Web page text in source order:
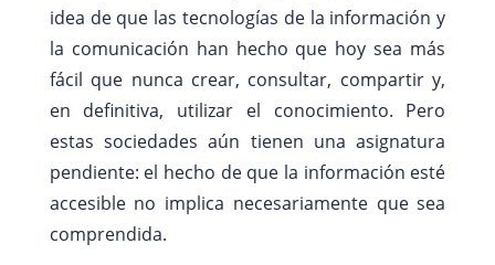
idea de que las tecnologías de la información y
la comunicación han hecho que hoy sea más
fácil que nunca crear, consultar, compartir y,
en definitiva, utilizar el conocimiento. Pero
estas sociedades aún tienen una asignatura
pendiente: el hecho de que la información esté
accesible no implica necesariamente que sea
comprendida.